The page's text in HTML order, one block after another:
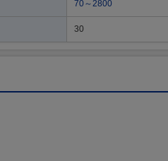
70～2800
30